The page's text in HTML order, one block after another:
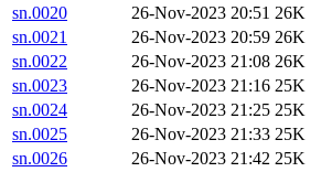
sn.0020
26-Nov-2023 20:51 26K
sn.0021
26-Nov-2023 20:59 26K
sn.0022
26-Nov-2023 21:08 26K
sn.0023
26-Nov-2023 21:16 25K
sn.0024
26-Nov-2023 21:25 25K
sn.0025
26-Nov-2023 21:33 25K
sn.0026
26-Nov-2023 21:42 25K